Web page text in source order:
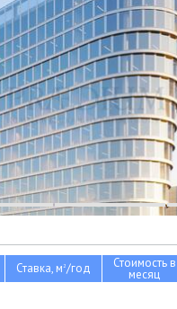
Ставка, м2/год Стоимость в
месяц